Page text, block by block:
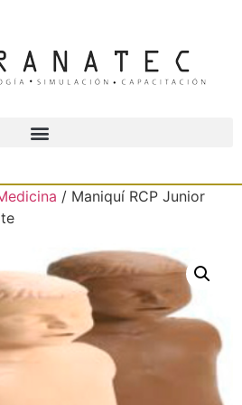
/ Maniquí RCP Junior